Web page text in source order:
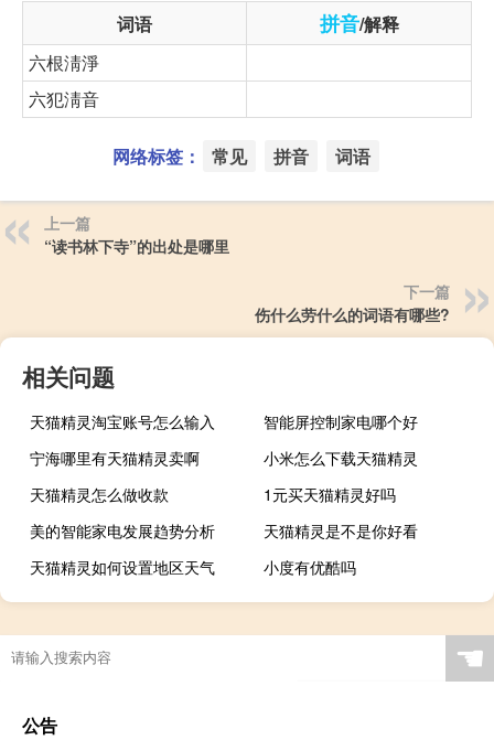
词语 拼音/解释
六根淸淨
六犯淸音
网络标签： 常见 拼音 词语
上一篇
“读书林下寺”的出处是哪里
下一篇
伤什么劳什么的词语有哪些?
相关问题
天猫精灵淘宝账号怎么输入
智能屏控制家电哪个好
宁海哪里有天猫精灵卖啊
小米怎么下载天猫精灵
天猫精灵怎么做收款
1元买天猫精灵好吗
美的智能家电发展趋势分析
天猫精灵是不是你好看
天猫精灵如何设置地区天气
小度有优酷吗
☚
公告